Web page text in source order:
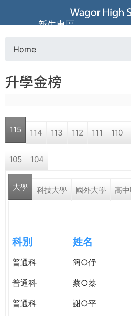
Jump to
葳
格
高
中
學
格。
o
u
a
r
e
e
r
e
Home
升學金榜
115 114 113 112 111 110
105 104
大學 科技大學 國外大學 高
科別 姓名
普通科 簡○伃
普通科
蔡○蓁
普通科
謝○平
新生專區